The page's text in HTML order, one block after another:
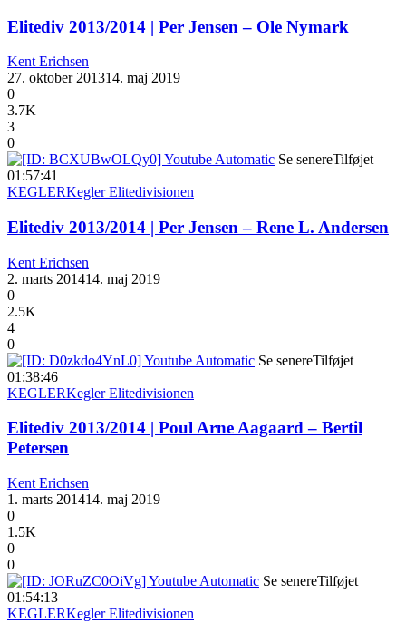
Elitediv 2013/2014 | Per Jensen – Ole Nymark
Kent Erichsen
27. oktober 201314. maj 2019
0
3.7K
3
0
Se senereTilføjet
01:57:41
KEGLERKegler Elitedivisionen
Elitediv 2013/2014 | Per Jensen – Rene L. Andersen
Kent Erichsen
2. marts 201414. maj 2019
0
2.5K
4
0
Se senereTilføjet
01:38:46
KEGLERKegler Elitedivisionen
Elitediv 2013/2014 | Poul Arne Aagaard – Bertil
Petersen
Kent Erichsen
1. marts 201414. maj 2019
0
1.5K
0
0
Se senereTilføjet
01:54:13
KEGLERKegler Elitedivisionen